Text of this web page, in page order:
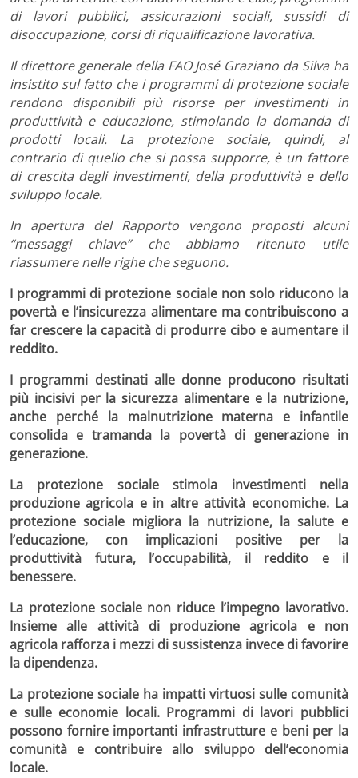
di lavori pubblici, assicurazioni sociali, sussidi di
disoccupazione, corsi di riqualificazione lavorativa.
Il direttore generale della FAO José Graziano da Silva ha
insistito sul fatto che i programmi di protezione sociale
rendono disponibili più risorse per investimenti in
produttività e educazione, stimolando la domanda di
prodotti locali. La protezione sociale, quindi, al
contrario di quello che si possa supporre, è un fattore
di crescita degli investimenti, della produttività e dello
sviluppo locale.
In apertura del Rapporto vengono proposti alcuni
“messaggi chiave” che abbiamo ritenuto utile
riassumere nelle righe che seguono.
I programmi di protezione sociale non solo riducono la
povertà e l’insicurezza alimentare ma contribuiscono a
far crescere la capacità di produrre cibo e aumentare il
reddito.
I programmi destinati alle donne producono risultati
più incisivi per la sicurezza alimentare e la nutrizione,
anche perché la malnutrizione materna e infantile
consolida e tramanda la povertà di generazione in
generazione.
La protezione sociale stimola investimenti nella
produzione agricola e in altre attività economiche.La
protezione sociale migliora la nutrizione, la salute e
l’educazione, con implicazioni positive per la
produttività futura, l’occupabilità, il reddito e il
benessere.
La protezione sociale non riduce l’impegno lavorativo.
Insieme alle attività di produzione agricola e non
agricola rafforza i mezzi di sussistenza invece di favorire
la dipendenza.
La protezione sociale ha impatti virtuosi sulle comunità
e sulle economie locali. Programmi di lavori pubblici
possono fornire importanti infrastrutture e beni per la
comunità e contribuire allo sviluppo dell’economia
locale.